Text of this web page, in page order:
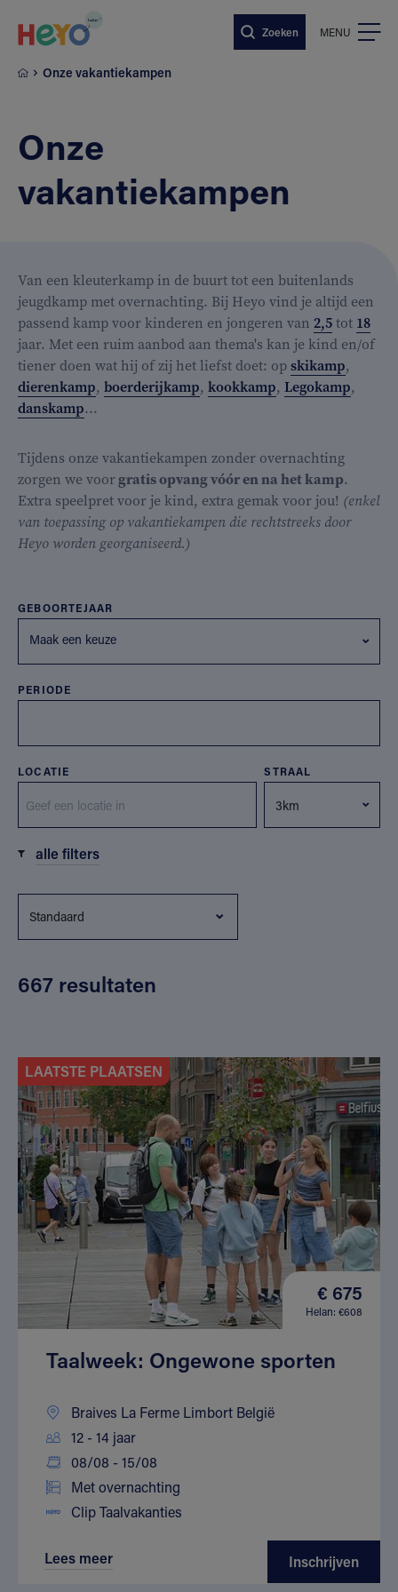
Zoeken MENU
Onze vakantiekampen
Onze
vakantiekampen
Van een kleuterkamp in de buurt tot een buitenlands
jeugdkamp met overnachting. Bij Heyo vind je altijd een
passend kamp voor kinderen en jongeren van 2,5tot 18
jaar. Met een ruim aanbod aan thema's kan je kind en/of
tiener doen wat hij of zij het liefst doet: opskikamp,
dierenkamp, boerderijkamp, kookkamp, Legokamp,
danskamp...
Tijdens onze vakantiekampen zonder overnachting
zorgen we voorgratis opvang vóór en na het kamp.
Extra speelpret voor je kind, extra gemak voor jou! (enkel
van toepassing op vakantiekampen die rechtstreeks door
Heyo worden georganiseerd.)
GEBOORTEJAAR
Maak een keuze
PERIODE
LOCATIE STRAAL
alle filters
667 resultaten
LAATSTE PLAATSEN
€ 675
Helan: €608
Taalweek: Ongewone sporten
Braives La Ferme Limbort België
12 - 14 jaar
08/08 - 15/08
Met overnachting
Clip Taalvakanties
Lees meer Inschrijven